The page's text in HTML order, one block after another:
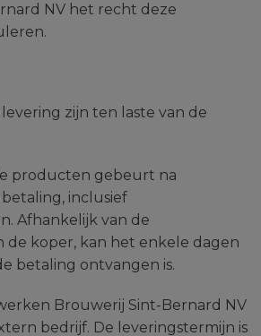
NV het recht deze
zijn ten laste van de
producten gebeurt na
inclusief
Afhankelijk van de
de koper, kan het enkele dagen
betaling ontvangen is.
Brouwerij Sint-Bernard NV
bedrijf. De leveringstermijn is